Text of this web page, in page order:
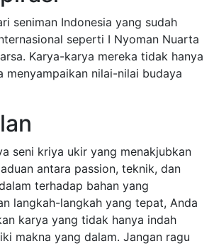
seniman Indonesia yang sudah
seperti I Nyoman Nuarta
Karya-karya mereka tidak hanya
menyampaikan nilai-nilai budaya
seni kriya ukir yang menakjubkan
antara passion, teknik, dan
terhadap bahan yang
langkah-langkah yang tepat, Anda
karya yang tidak hanya indah
makna yang dalam. Jangan ragu